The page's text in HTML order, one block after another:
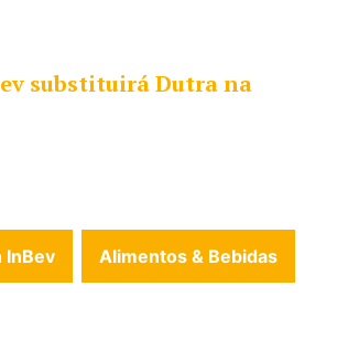
substituirá Dutra na
InBev Alimentos & Bebidas